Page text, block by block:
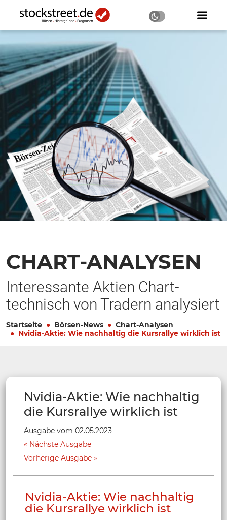
CHART-ANALYSEN
Interessante Aktien Chart-
technisch von Tradern analysiert
Startseite Börsen-News
Chart-Analysen
Nvidia-Aktie: Wie nachhaltig die Kursrallye wirklich ist
Nvidia-Aktie: Wie nachhaltig
die Kursrallye wirklich ist
Ausgabe vom 02.05.2023
Nächste Ausgabe
Vorherige Ausgabe
Nvidia-Aktie: Wie nachhaltig
die Kursrallye wirklich ist